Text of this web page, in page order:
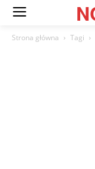
Strona główna Tagi